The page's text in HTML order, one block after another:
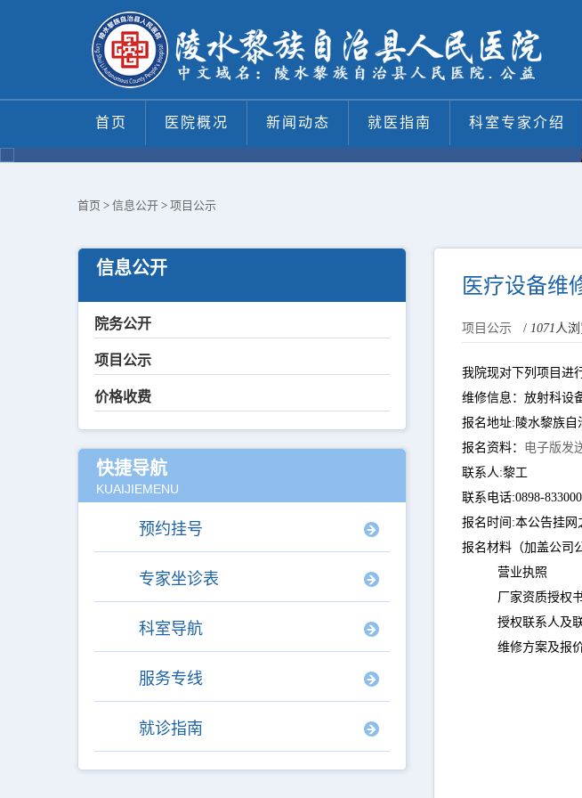
首页 医院概况 新闻动态 就医指南 科室专家介绍
信息公开
xinxigongkai
首页 > 信息公开 > 项目公示
医疗设备维
项目公示 / 1071人浏
我院现对下列项目进
维修信息：放射科设
报名地址:陵水黎族自
报名资料： 电子版发
联系人:黎工
联系电话:0898-
报名时间:本公告挂网
报名材料（加盖公司
营业执照
厂家资质授权
授权联系人及
维修方案及报
信息公开
院务公开
项目公示
价格收费
快捷导航
KUAIJIEMENU
预约挂号
专家坐诊表
科室导航
服务专线
就诊指南